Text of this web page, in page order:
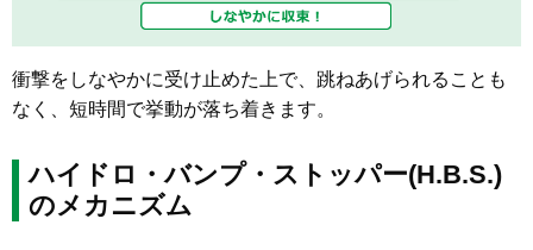
衝撃をしなやかに受け止めた上で、跳ねあげられることも
なく、短時間で挙動が落ち着きます。
ハイドロ・バンプ・ストッパー(H.B.S.)
のメカニズム